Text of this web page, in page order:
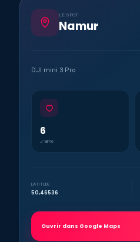
LE SPOT
Namur
DJI mini 3 Pro
6
J’aime
LATITUDE
50,46536
Ouvrir dans Google Maps